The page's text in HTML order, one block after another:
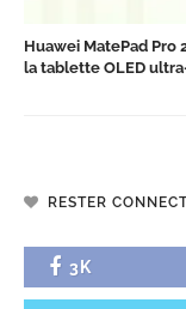
Huawei MatePad Pro
la tablette OLED
RESTER
3K